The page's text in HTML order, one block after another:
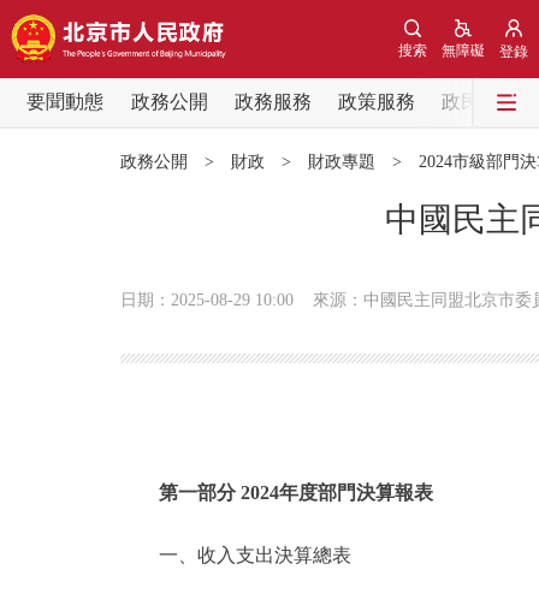
登錄
無障礙
搜索
要聞動態 政務公開 政務服務 政策服務
政民互動
政務公開 > 財政 > 財政專題 > 2024市級部門
中國民主
日期：2025-08-29 10:00 來源：中國民主同盟北京市委
第一部分 2024年度部門決算報表
一、收入支出決算總表